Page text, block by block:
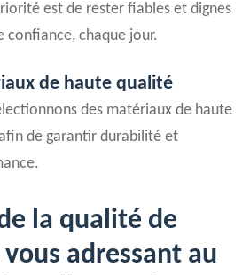
est de rester fiables et dignes
confiance, chaque jour.
de haute qualité
des matériaux de haute
de garantir durabilité et
la qualité de
adressant au